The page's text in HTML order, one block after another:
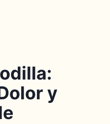
y